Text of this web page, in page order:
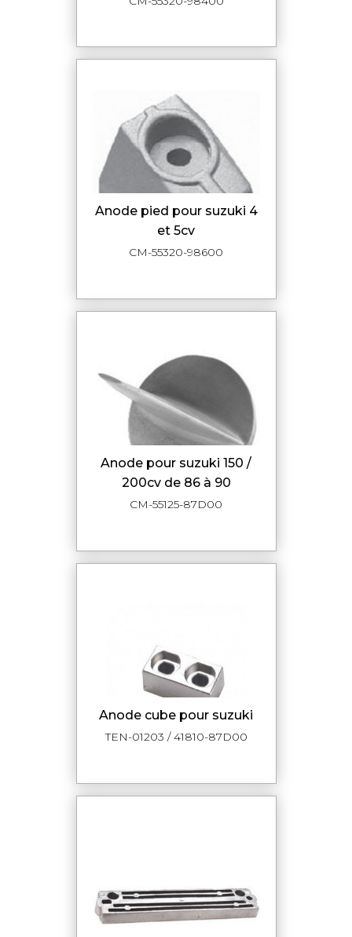
anode pied pour suzuki 4
et 5cv
CM-55320-98600
anode pour suzuki 150 /
200cv de 86 à 90
CM-55125-87D00
anode cube pour suzuki
TEN-01203 / 41810-87D00